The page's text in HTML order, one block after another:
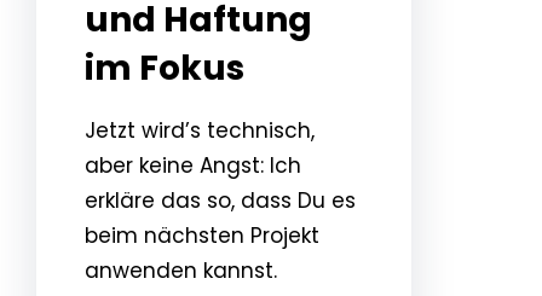
und Haftung
im Fokus
Jetzt wird’s technisch,
aber keine Angst: Ich
erkläre das so, dass Du es
beim nächsten Projekt
anwenden kannst.